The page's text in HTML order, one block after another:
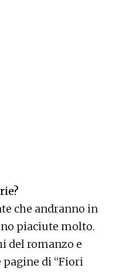
che andranno in
piaciute molto.
del romanzo e
di “Fiori